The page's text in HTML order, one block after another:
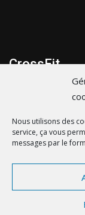
Nous utilisons des
service, ça vous
messages par le
CrossFit
299 bis
06 43 35 31